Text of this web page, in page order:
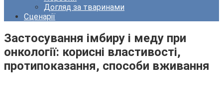
Догляд за тваринами
Сценарії
Застосування імбиру і меду при
онкології: корисні властивості,
протипоказання, способи вживання